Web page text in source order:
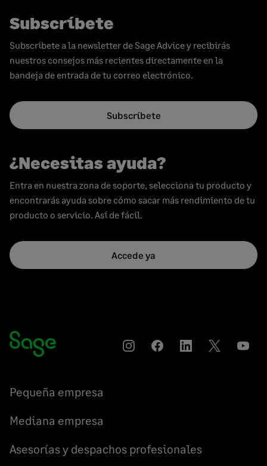
Subscríbete
Subscríbete a la newsletter de Sage Advice y recibirás
nuestros consejos más recientes directamente en la
bandeja de entrada de tu correo electrónico.
Subscríbete
¿Necesitas ayuda?
Entra en nuestra zona de soporte, selecciona tu producto y
encontrarás ayuda sobre cómo sacar más rendimiento de tu
producto o servicio. Así de fácil.
Accede ya
InstagramCompartirCompartirCompartir
Pequeña empresa
Mediana empresa
Asesorías y despachos profesionales